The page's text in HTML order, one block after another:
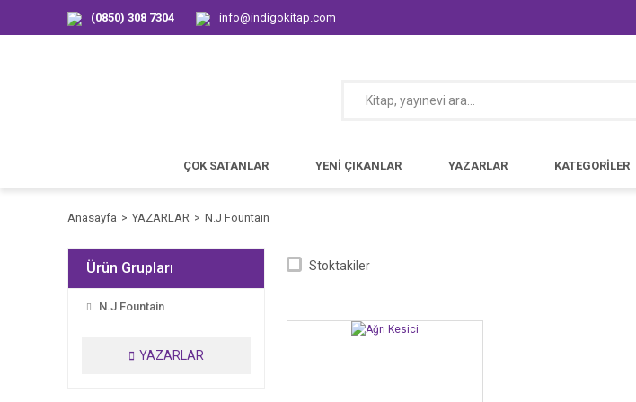
(0850) 308 7304 info@indigokitap.com
ÇOK SATANLAR YENİ ÇIKANLAR YAZARLAR KATEGORİLER
Anasayfa YAZARLAR N.J Fountain
Ürün Grupları
N.J Fountain
YAZARLAR
Stoktakiler